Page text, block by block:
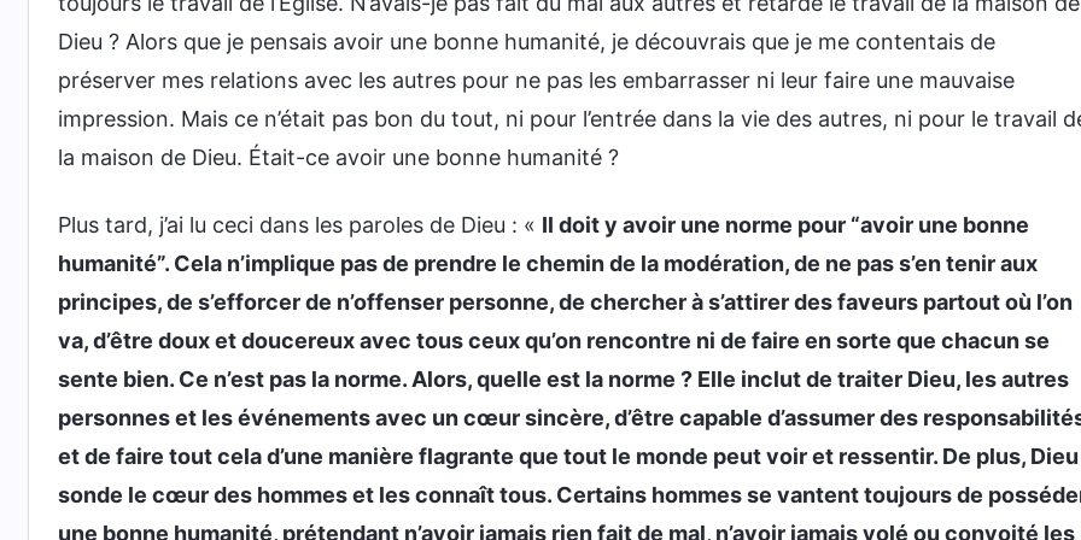
Dieu ? Alors que je pensais avoir une bonne humanité, je découvrais que je me contentais de
préserver mes relations avec les autres pour ne pas les embarrasser ni leur faire une mauvaise
impression. Mais ce n’était pas bon du tout, ni pour l’entrée dans la vie des autres, ni pour le travail
la maison de Dieu. Était-ce avoir une bonne humanité ?
Plus tard, j’ai lu ceci dans les paroles de Dieu : « Il doit y avoir une norme pour “avoir une bonne
humanité”. Cela n’implique pas de prendre le chemin de la modération, de ne pas s’en tenir aux
principes, de s’efforcer de n’offenser personne, de chercher à s’attirer des faveurs partout où l’on
va, d’être doux et doucereux avec tous ceux qu’on rencontre ni de faire en sorte que chacun se
sente bien. Ce n’est pas la norme. Alors, quelle est la norme ? Elle inclut de traiter Dieu, les autres
personnes et les événements avec un cœur sincère, d’être capable d’assumer des
et de faire tout cela d’une manière flagrante que tout le monde peut voir et ressentir. De plus, Dieu
sonde le cœur des hommes et les connaît tous. Certains hommes se vantent toujours de
une bonne humanité, prétendant n’avoir jamais rien fait de mal, n’avoir jamais volé ou convoité les